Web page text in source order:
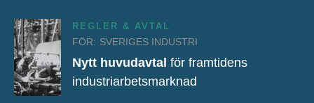
REGLER & AVTAL
FÖR: SVERIGES INDUSTRI
Nytt huvudavtal för framtidens
industriarbetsmarknad